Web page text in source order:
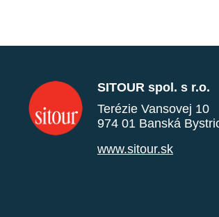
SITOUR spol. s r.o.
Terézie Vansovej 10
974 01 Banská
www.sitour.sk